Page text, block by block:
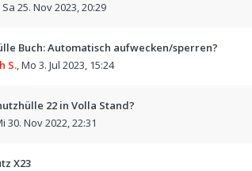
Sa 25. Nov 2023, 20:29
Buch: Automatisch aufwecken/sperren?
S.,Mo 3. Jul 2023, 15:24
22 in Volla Stand?
30. Nov 2022, 22:31
X23